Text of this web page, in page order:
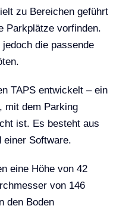
zu Bereichen geführt
Parkplätze vorfinden.
die passende
TAPS entwickelt – ein
mit dem Parking
ist. Es besteht aus
einer Software.
eine Höhe von 42
von 146
den Boden